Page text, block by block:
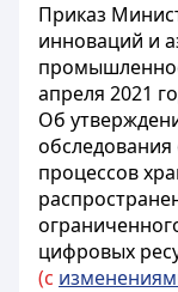
Приказ
инноваций и
апреля 2021
Об
процессов
цифровых
(с